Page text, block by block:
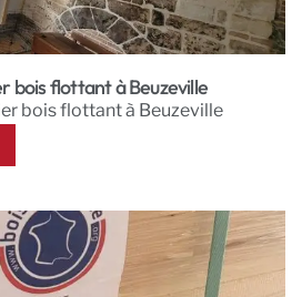
bois flottant à Beuzeville
bois flottant à Beuzeville